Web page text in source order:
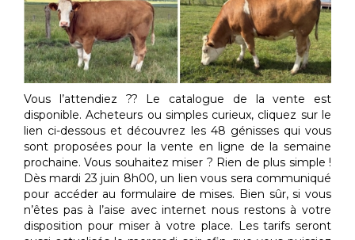
Vous l’attendiez ?? Le catalogue de la vente est
disponible. Acheteurs ou simples curieux, cliquez sur le
lien ci-dessous et découvrez les 48 génisses qui vous
sont proposées pour la vente en ligne de la semaine
prochaine. Vous souhaitez miser ? Rien de plus simple !
Dès mardi 23 juin 8h00, un lien vous sera communiqué
pour accéder au formulaire de mises. Bien sûr, si vous
n’êtes pas à l’aise avec internet nous restons à votre
disposition pour miser à votre place. Les tarifs seront